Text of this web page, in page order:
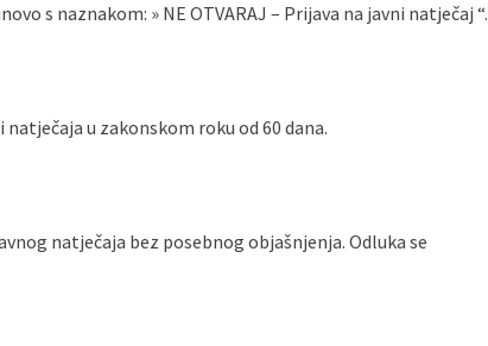
s naznakom: » NE OTVARAJ – Prijava na javni natječaj “.
u zakonskom roku od 60 dana.
natječaja bez posebnog objašnjenja. Odluka se